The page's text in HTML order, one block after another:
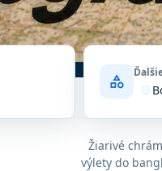
category where_to_vote
Žiarivé
výlety do